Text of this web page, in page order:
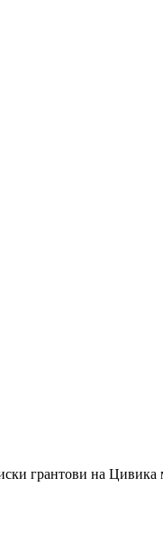
грантови на